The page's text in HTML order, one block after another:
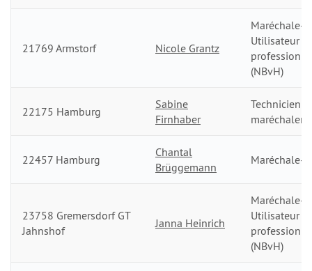
21769 Armstorf Nicole Grantz
Maréchale-
Utilisateur
(NBvH)
22175 Hamburg
Sabine
Firnhaber
maréchalerie
22457 Hamburg
Chantal
Brüggemann
Maréchale-
23758 Gremersdorf GT
Jahnshof
Janna Heinrich
Maréchale-
Utilisateur
(NBvH)